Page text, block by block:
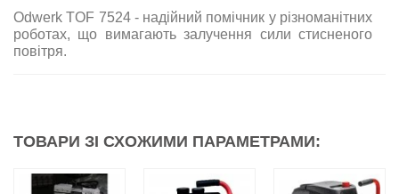
Odwerk TOF 7524 - надійний помічник у різноманітних
роботах, що вимагають залучення сили стисненого
повітря.
ТОВАРИ ЗІ СХОЖИМИ ПАРАМЕТРАМИ: